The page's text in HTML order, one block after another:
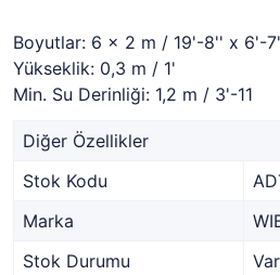
Boyutlar: 6 x 2 m / 19'-8'' x 6'-
Yükseklik: 0,3 m / 1'
Min. Su Derinliği: 1,2 m / 3'-11
Diğer Özellikler
Stok Kodu
Marka
Stok Durumu
Var